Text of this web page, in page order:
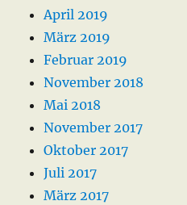
April 2019
März 2019
Februar 2019
November 2018
Mai 2018
November 2017
Oktober 2017
Juli 2017
März 2017